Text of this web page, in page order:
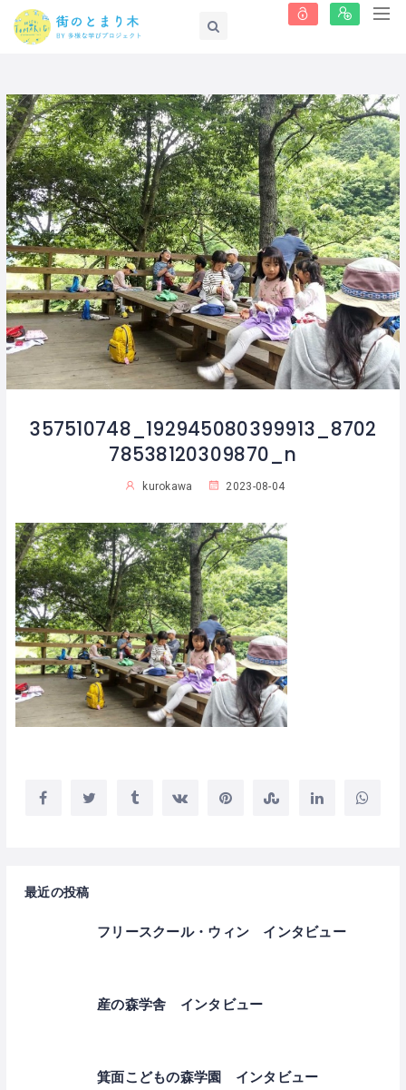
357510748_192945080399913_8702
78538120309870_n
kurokawa 2023-08-04
最近の投稿
フリースクール・ウィン インタビュー
産の森学舎 インタビュー
箕面こどもの森学園 インタビュー